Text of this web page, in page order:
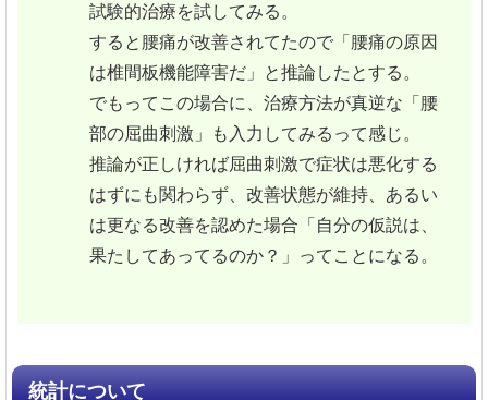
試験的治療を試してみる。
すると腰痛が改善されてたので「腰痛の原因
は椎間板機能障害だ」と推論したとする。
でもってこの場合に、治療方法が真逆な「腰
部の屈曲刺激」も入力してみるって感じ。
推論が正しければ屈曲刺激で症状は悪化する
はずにも関わらず、改善状態が維持、あるい
は更なる改善を認めた場合「自分の仮説は、
果たしてあってるのか？」ってことになる。
統計について